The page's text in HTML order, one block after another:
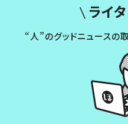
ライ
“人”のグッドニュースの